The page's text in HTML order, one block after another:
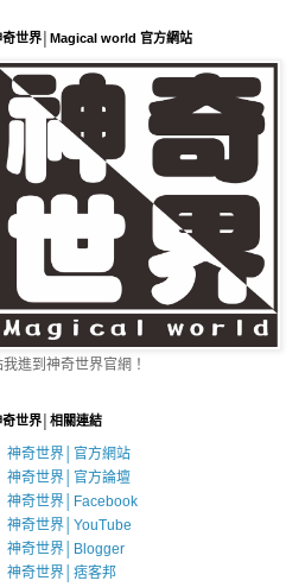
奇世界│Magical world 官方網站
我進到神奇世界官網！
奇世界│相關連結
神奇世界│官方網站
神奇世界│官方論壇
神奇世界│Facebook
神奇世界│YouTube
神奇世界│Blogger
神奇世界│痞客邦